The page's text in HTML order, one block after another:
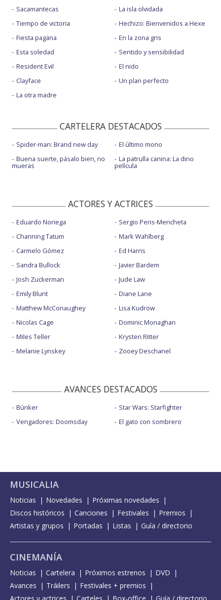
Sacamantecas
Tiempo de victoria
Fiesta pagäna
Esta soledad
Resident Evil
Clayface
La otra madre
La isla olvidada
Hechizo: Bienvenidos a Hexe
En la zona gris
Sentido y sensibilidad
El nido
Un plan perfecto
CARTELERA DESTACADOS
Spider-man: Brand new day
Buena suerte, pásalo bien, no
mueras
El último mono
La patrulla canina: La dino
película
ACTORES Y ACTRICES
Eduardo Noriega
Channing Tatum
Carmelo Gómez
Sandra Bullock
Josh Zuckerman
Emily Blunt
Matthew McConaughey
Nicolas Cage
Miles Teller
Melanie Lynskey
Sergio Peris-Mencheta
Mark Wahlberg
Ed Harris
Javier Bardem
Jude Law
Diane Lane
Lisa Kudrow
Dominic Monaghan
Krysten Ritter
Zooey Deschanel
AVANCES DESTACADOS
Búnker
Vengadores: Doomsday
Star Wars: Starfighter
El gato con sombrero
MUSICALIA
Noticias Novedades
Próximas novedades
Discos históricos
Canciones Festivales
Premios
Artistas y grupos
Portadas Listas Guía / directorio
CINEMANÍA
Noticias Cartelera Próximos estrenos
DVD
Avances
Tráilers
Festivales + premios